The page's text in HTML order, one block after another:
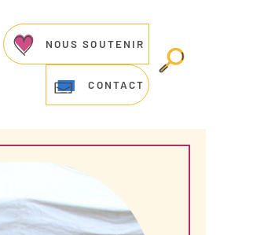
NOUS SOUTENIR
CONTACT